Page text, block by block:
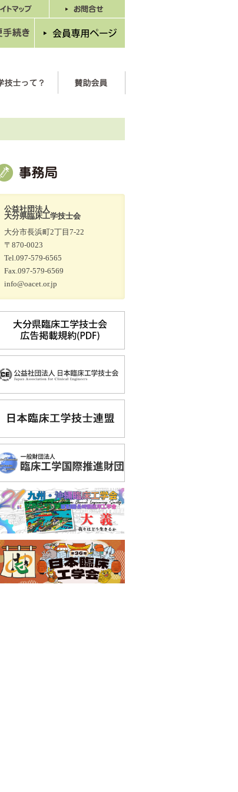
公益社団法人
大分県臨床工学技士会
大分市長浜町2丁目7-22
〒870-0023
Tel.097-579-6565
Fax.097-579-6569
info@oacet.or.jp